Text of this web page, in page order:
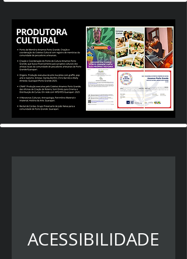
ACESSIBILIDADE